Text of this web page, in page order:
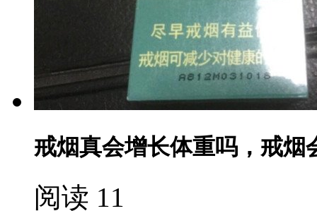
戒烟真会增长体重吗，戒烟
阅读 11